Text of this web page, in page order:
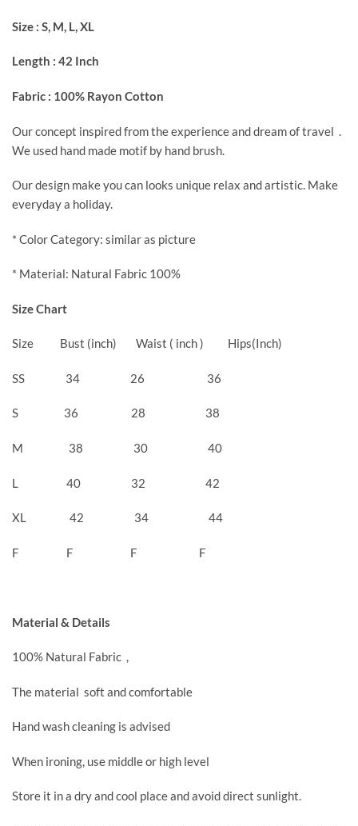
Size : S, M, L, XL
Length : 42 Inch
Fabric : 100% Rayon Cotton
Our concept inspired from the experience and dream of travel .
We used hand made motif by hand brush.
Our design make you can looks unique relax and artistic. Make
everyday a holiday.
* Color Category: similar as picture
* Material: Natural Fabric 100%
Size Chart
Size Bust (inch) Waist ( inch ) Hips(Inch)
SS 34 26 36
S 36 28 38
M 38 30 40
L 40 32 42
XL 42 34 44
F F F F
Material & Details
100% Natural Fabric ,
The material soft and comfortable
Hand wash cleaning is advised
When ironing, use middle or high level
Store it in a dry and cool place and avoid direct sunlight.